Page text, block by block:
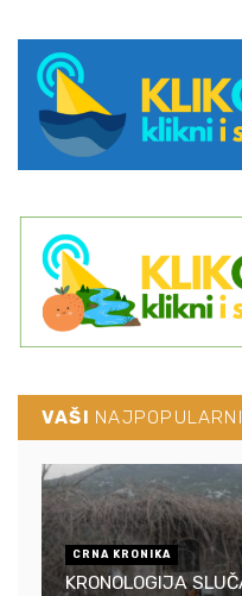
VAŠI
CRNA KRONIKA
KRONOLOGIJA